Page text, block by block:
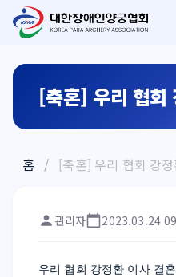
[축혼] 우리 협회
홈 / [축혼] 우리 협회 강
관리자 2023.03.24
우리 협회 강정환 이사 결